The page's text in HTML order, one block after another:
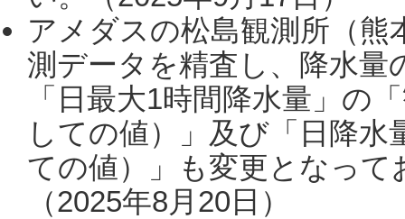
アメダスの松島観測所（熊
測データを精査し、降水
「日最大1時間降水量」の
しての値）」及び「日降
ての値）」も変更となっ
（2025年8月20日）